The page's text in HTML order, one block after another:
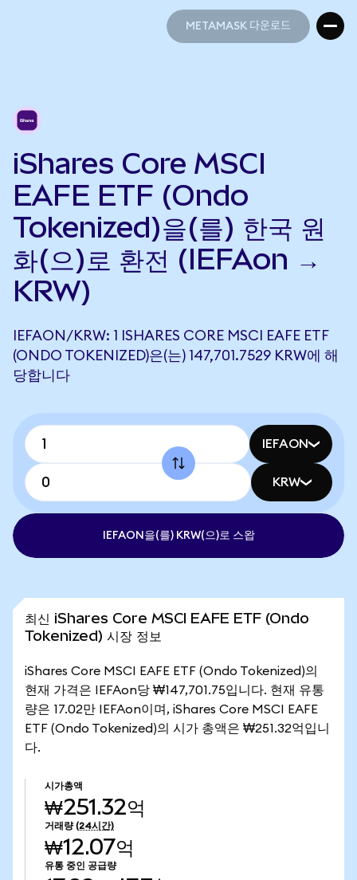
METAMASK 다운로드
iShares Core MSCI
EAFE ETF (Ondo
Tokenized)을(를) 한국 원
화(으)로 환전 (IEFAon →
KRW)
IEFAON/KRW: 1 ISHARES CORE MSCI EAFE ETF
(ONDO TOKENIZED)은(는) 147,701.7529 KRW에 해
당합니다
IEFAON
KRW
IEFAON을(를) KRW(으)로 스왑
최신 iShares Core MSCI EAFE ETF (Ondo
Tokenized) 시장 정보
iShares Core MSCI EAFE ETF (Ondo Tokenized)의
현재 가격은 IEFAon당 ₩147,701.75입니다. 현재 유통
량은 17.02만 IEFAon이며, iShares Core MSCI EAFE
ETF (Ondo Tokenized)의 시가 총액은 ₩251.32억입니
다.
시가총액
₩251.32억
거래량 (24시간)
₩12.07억
유통 중인 공급량